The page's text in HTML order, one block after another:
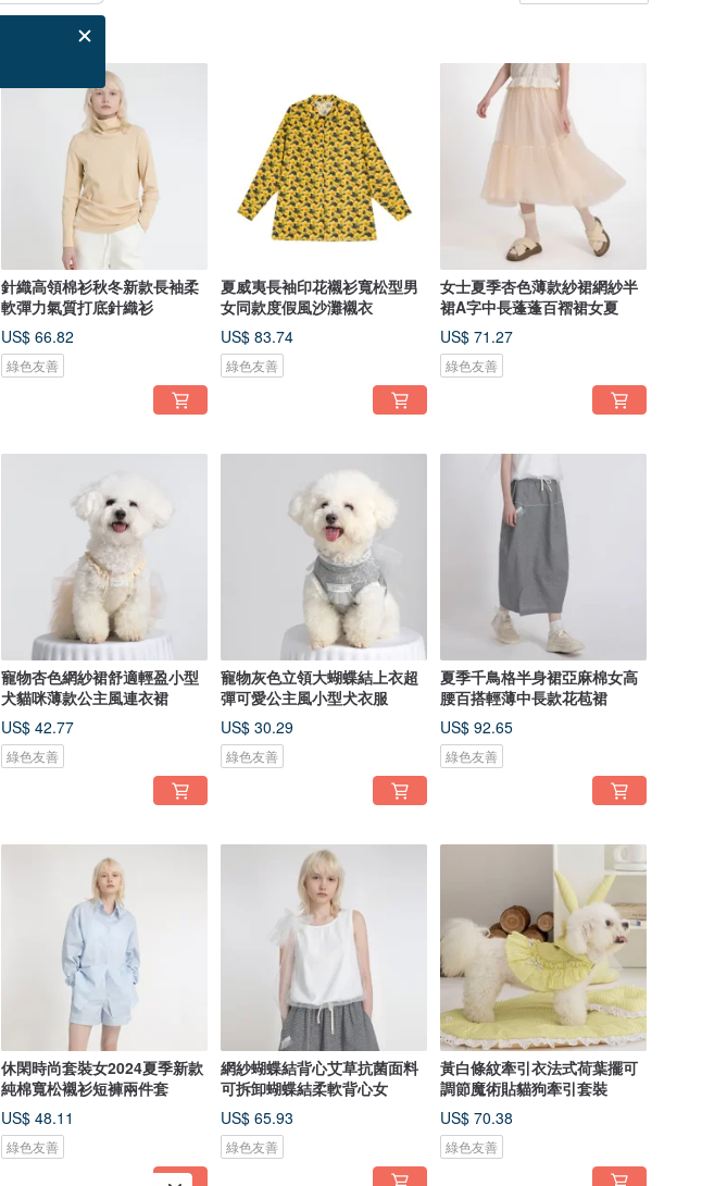
針織高領棉衫秋冬新款長袖柔
軟彈力氣質打底針織衫
US$ 66.82
綠色友善
夏威夷長袖印花襯衫寬松型男
女同款度假風沙灘襯衣
US$ 83.74
綠色友善
女士夏季杏色薄款紗裙網紗半
裙A字中長蓬蓬百褶裙女夏
US$ 71.27
綠色友善
寵物杏色網紗裙舒適輕盈小型
犬貓咪薄款公主風連衣裙
US$ 42.77
綠色友善
寵物灰色立領大蝴蝶結上衣超
彈可愛公主風小型犬衣服
US$ 30.29
綠色友善
夏季千鳥格半身裙亞麻棉女高
腰百搭輕薄中長款花苞裙
US$ 92.65
綠色友善
休閑時尚套裝女2024夏季新款
純棉寬松襯衫短褲兩件套
US$ 48.11
綠色友善
網紗蝴蝶結背心艾草抗菌面料
可拆卸蝴蝶結柔軟背心女
US$ 65.93
綠色友善
黃白條紋牽引衣法式荷葉擺可
調節魔術貼貓狗牽引套裝
US$ 70.38
綠色友善